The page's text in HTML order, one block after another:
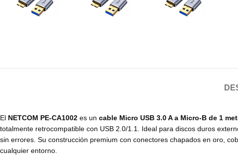
El NETCOM PE-CA1002 es un cable Micro USB 3.0 A a Micro-B de 1
totalmente retrocompatible con USB 2.0/1.1. Ideal para discos duros
sin errores. Su construcción premium con conectores chapados en oro,
cualquier entorno.